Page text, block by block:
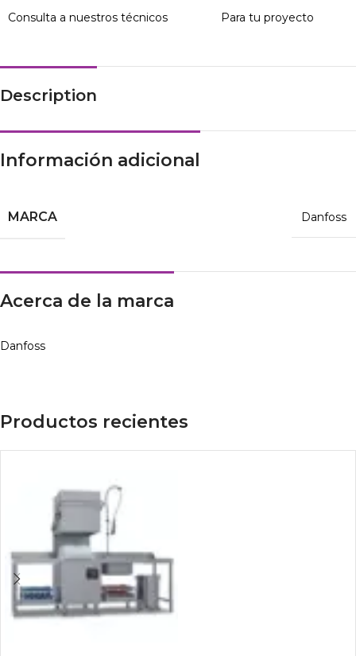
Consulta a nuestros técnicos Para tu proyecto
Description
Información adicional
MARCA Danfoss
Acerca de la marca
Danfoss
Productos recientes